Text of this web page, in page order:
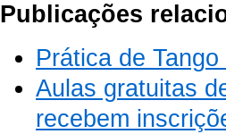
Publicações
Prática de
Aulas gratuitas
recebem